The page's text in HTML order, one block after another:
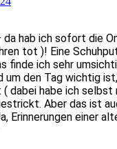
da hab ich sofort die
tot )! Eine
finde ich sehr
um den Tag wichtig ist,
dabei habe ich selbst
Aber das ist
Erinnerungen einer